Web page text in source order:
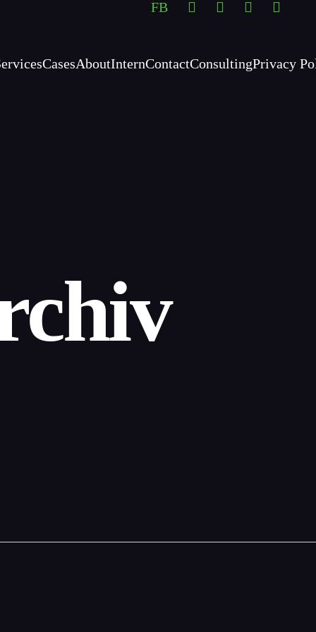
FB
CasesAboutInternContactConsultingPrivacy